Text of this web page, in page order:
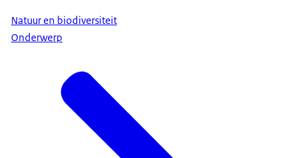
Natuur en biodiversiteit
Onderwerp